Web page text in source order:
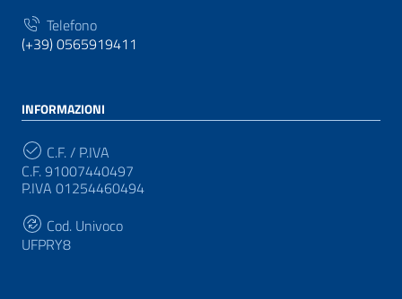
Telefono
(+39) 0565919411
INFORMAZIONI
C.F. / P.IVA
C.F. 91007440497
P.IVA 01254460494
Cod. Univoco
UFPRY8